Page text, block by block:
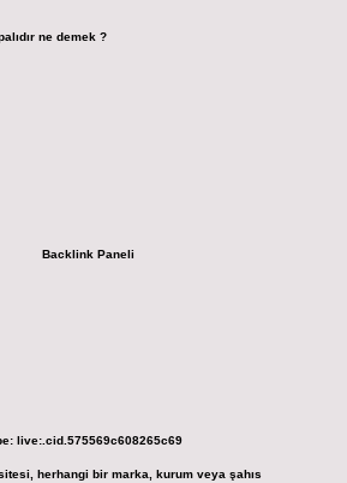
ne demek ?
live:.cid.575569c608265c69
herhangi bir marka, kurum veya şahıs